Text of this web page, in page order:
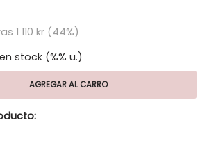
1 110 kr (44%)
stock (%% u.)
AGREGAR AL CARRO